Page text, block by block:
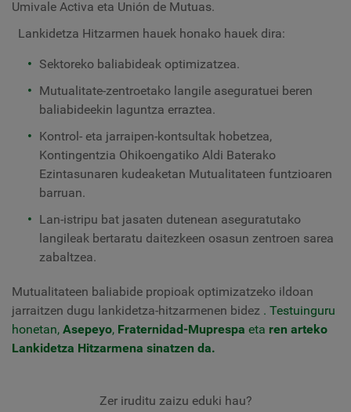
Umivale Activa eta Unión de Mutuas.
Lankidetza Hitzarmen hauek honako hauek dira:
Sektoreko baliabideak optimizatzea.
Mutualitate-zentroetako langile aseguratuei beren
baliabideekin laguntza erraztea.
Kontrol- eta jarraipen-kontsultak hobetzea,
Kontingentzia Ohikoengatiko Aldi Baterako
Ezintasunaren kudeaketan Mutualitateen funtzioaren
barruan.
Lan-istripu bat jasaten dutenean aseguratutako
langileak bertaratu daitezkeen osasun zentroen sarea
zabaltzea.
Mutualitateen baliabide propioak optimizatzeko ildoan
jarraitzen dugu lankidetza-hitzarmenen bidez . Testuinguru
honetan, Asepeyo, Fraternidad-Muprespa eta ren arteko
Lankidetza Hitzarmena sinatzen da.
Zer iruditu zaizu eduki hau?